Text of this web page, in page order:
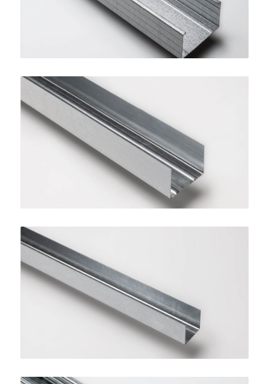
Guida STANDARD 50
SINIAT
Guida per Controsoffitti
SINIAT